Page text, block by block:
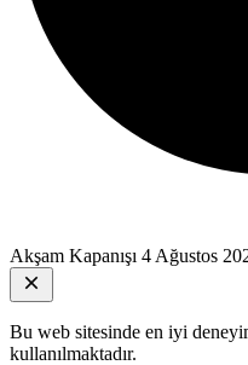
Akşam Kapanışı 4 Ağustos
Bu web sitesinde en iyi
kullanılmaktadır.